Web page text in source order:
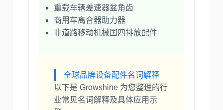
重载车辆差速器盆角齿
商用车离合器助力器
非道路移动机械国四排放配件
全球品牌设备配件名词解释
以下是 Growshine 为您整理的行
业常见名词解释及具体应用示